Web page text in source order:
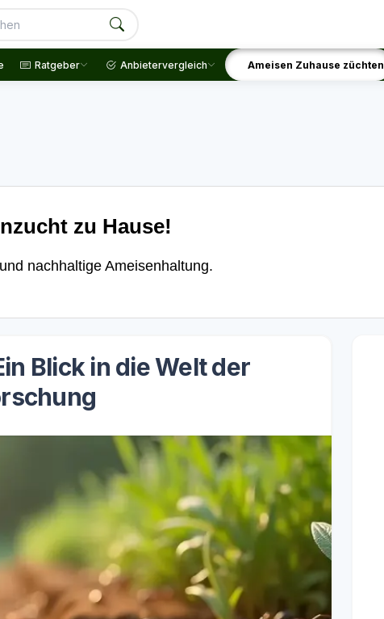
Ratgeber Anbietervergleich Ameisen Zuhause züchten
zu Hause!
nachhaltige Ameisenhaltung.
Blick in die Welt der